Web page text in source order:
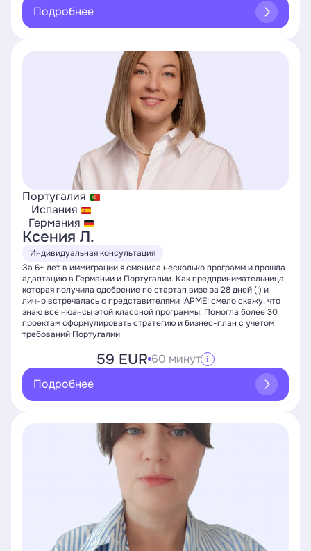
Подробнее
Португалия
Испания
Германия
Ксения Л.
Индивидуальная консультация
За 6+ лет в иммиграции я сменила несколько программ и прошла
адаптацию в Германии и Португалии. Как предпринимательница,
которая получила одобрение по стартап визе за 28 дней (!) и
лично встречалась с представителями IAPMEI смело скажу, что
знаю все нюансы этой классной программы. Помогла более 30
проектам сформулировать стратегию и бизнес-план с учетом
требований Португалии
59 EUR 60 минут i
Подробнее